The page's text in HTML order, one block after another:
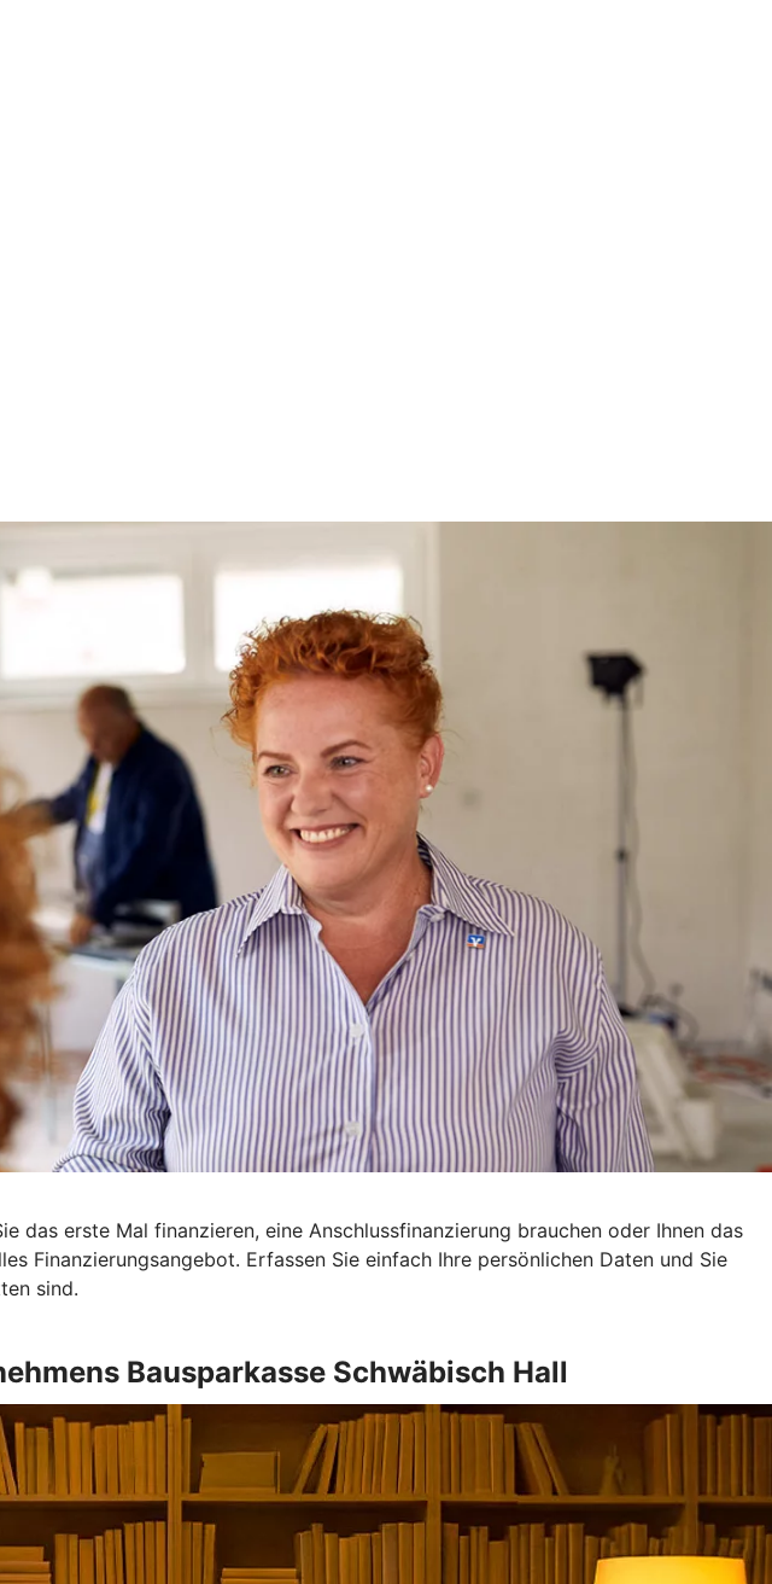
das erste Mal finanzieren, eine Anschlussfinanzierung brauchen oder Ihnen das
Finanzierungsangebot. Erfassen Sie einfach Ihre persönlichen Daten und Sie
sind.
Bausparkasse Schwäbisch Hall